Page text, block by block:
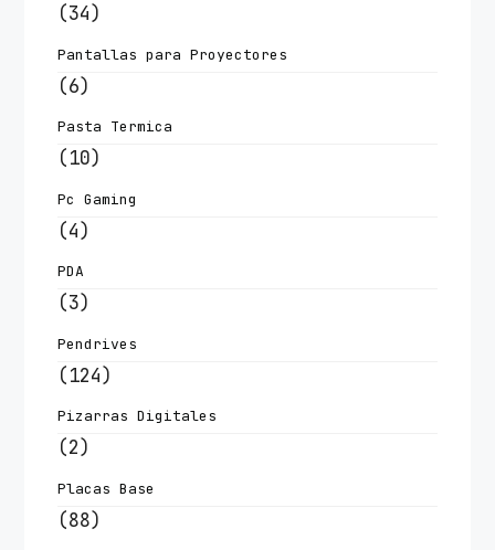
(34)
Pantallas para Proyectores
(6)
Pasta Termica
(10)
Pc Gaming
(4)
PDA
(3)
Pendrives
(124)
Pizarras Digitales
(2)
Placas Base
(88)